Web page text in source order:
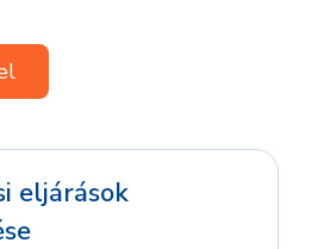
eljárások